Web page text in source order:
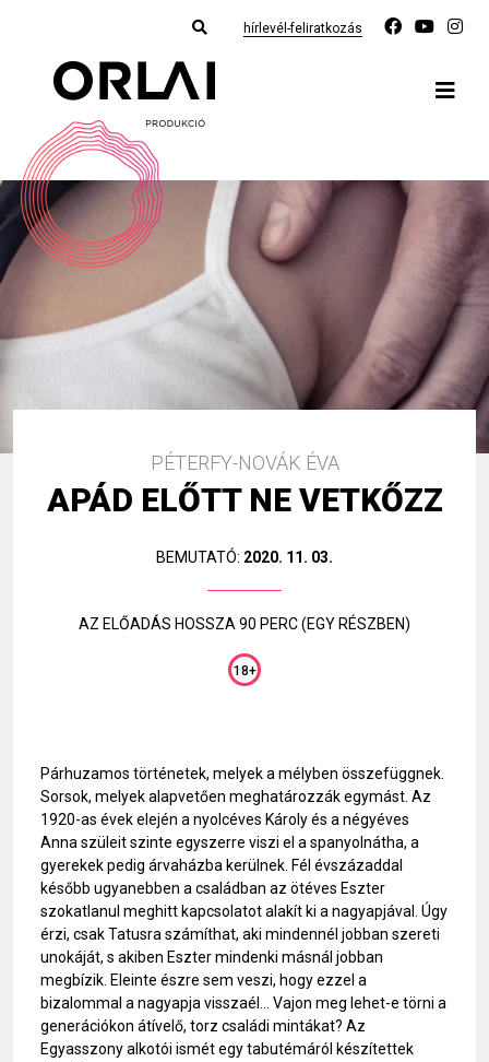
hírlevél-feliratkozás
PÉTERFY-NOVÁK ÉVA
APÁD ELŐTT NE VETKŐZZ
BEMUTATÓ: 2020. 11. 03.
AZ ELŐADÁS HOSSZA 90 PERC (EGY RÉSZBEN)
18+
Párhuzamos történetek, melyek a mélyben összefüggnek.
Sorsok, melyek alapvetően meghatározzák egymást. Az
1920-as évek elején a nyolcéves Károly és a négyéves
Anna szüleit szinte egyszerre viszi el a spanyolnátha, a
gyerekek pedig árvaházba kerülnek. Fél évszázaddal
később ugyanebben a családban az ötéves Eszter
szokatlanul meghitt kapcsolatot alakít ki a nagyapjával. Úgy
érzi, csak Tatusra számíthat, aki mindennél jobban szereti
unokáját, s akiben Eszter mindenki másnál jobban
megbízik. Eleinte észre sem veszi, hogy ezzel a
bizalommal a nagyapja visszaél... Vajon meg lehet-e törni a
generációkon átívelő, torz családi mintákat? Az
Egyasszony alkotói ismét egy tabutémáról készítettek